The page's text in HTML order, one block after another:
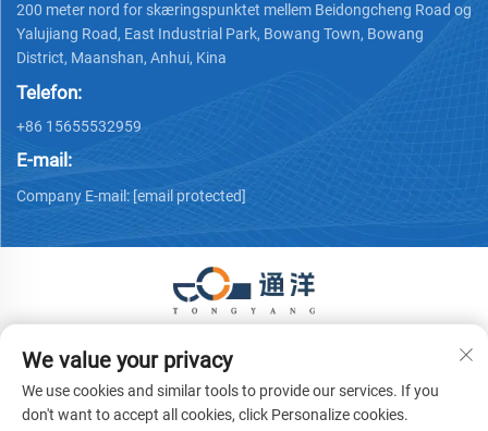
200 meter nord for skæringspunktet mellem Beidongcheng Road og
Yalujiang Road, East Industrial Park, Bowang Town, Bowang
District, Maanshan, Anhui, Kina
Telefon:
+86 15655532959
E-mail:
Company E-mail: [email protected]
Copyright © 2026 Ma 'anshan Tongyang Machinery Equipment
Co., Ltd. Alle rettigheder forbeholdes.
We value your privacy
We use cookies and similar tools to provide our services. If you
don't want to accept all cookies, click Personalize cookies.